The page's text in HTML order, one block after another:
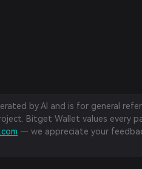
by AI and is for general
Bitget Wallet values every
— we appreciate your